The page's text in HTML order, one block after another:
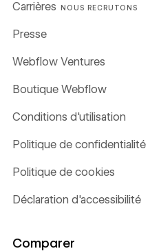
Carrières NOUS RECRUTONS
Presse
Webflow Ventures
Boutique Webflow
Conditions d'utilisation
Politique de confidentialité
Politique de cookies
Déclaration d'accessibilité
Comparer